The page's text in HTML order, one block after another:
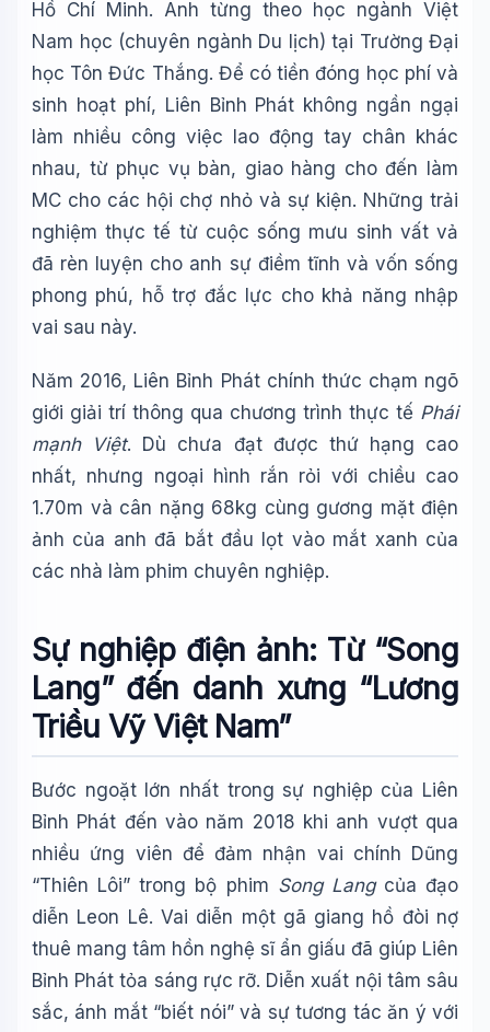
Hồ Chí Minh. Anh từng theo học ngành Việt
Nam học (chuyên ngành Du lịch) tại Trường Đại
học Tôn Đức Thắng. Để có tiền đóng học phí và
sinh hoạt phí, Liên Bỉnh Phát không ngần ngại
làm nhiều công việc lao động tay chân khác
nhau, từ phục vụ bàn, giao hàng cho đến làm
MC cho các hội chợ nhỏ và sự kiện. Những trải
nghiệm thực tế từ cuộc sống mưu sinh vất vả
đã rèn luyện cho anh sự điềm tĩnh và vốn sống
phong phú, hỗ trợ đắc lực cho khả năng nhập
vai sau này.
Năm 2016, Liên Bỉnh Phát chính thức chạm ngõ
giới giải trí thông qua chương trình thực tế Phái
mạnh Việt. Dù chưa đạt được thứ hạng cao
nhất, nhưng ngoại hình rắn rỏi với chiều cao
1.70m và cân nặng 68kg cùng gương mặt điện
ảnh của anh đã bắt đầu lọt vào mắt xanh của
các nhà làm phim chuyên nghiệp.
Sự nghiệp điện ảnh: Từ “Song
Lang” đến danh xưng “Lương
Triều Vỹ Việt Nam”
Bước ngoặt lớn nhất trong sự nghiệp của Liên
Bỉnh Phát đến vào năm 2018 khi anh vượt qua
nhiều ứng viên để đảm nhận vai chính Dũng
“Thiên Lôi” trong bộ phim Song Langcủa đạo
diễn Leon Lê. Vai diễn một gã giang hồ đòi nợ
thuê mang tâm hồn nghệ sĩ ẩn giấu đã giúp Liên
Bỉnh Phát tỏa sáng rực rỡ. Diễn xuất nội tâm sâu
sắc, ánh mắt “biết nói” và sự tương tác ăn ý với